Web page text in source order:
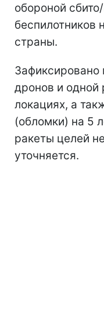
обороной
беспилотников
страны.
Зафиксировано
дронов и одной
локациях, а
(обломки) на 5
ракеты целей
уточняется.